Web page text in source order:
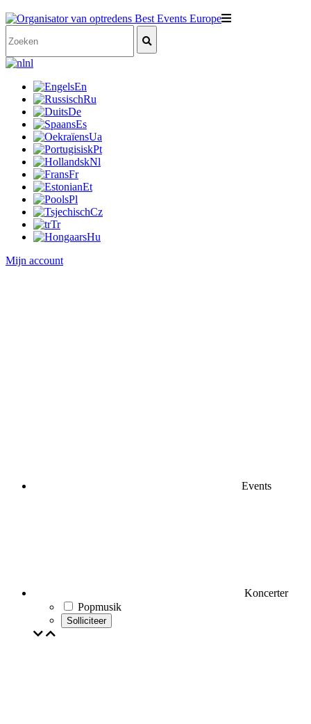
nl
En
Ru
De
Es
Ua
Pt
Nl
Fr
Et
Pl
Cz
Tr
Hu
Mijn account
Events
Koncerter
Popmusik
Solliciteer